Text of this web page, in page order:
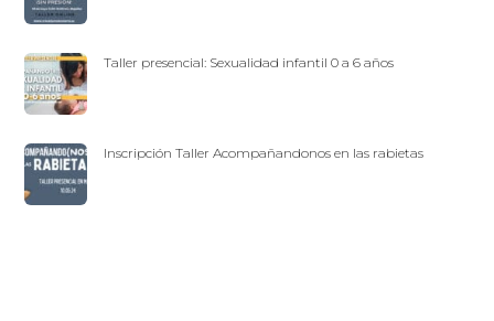
Taller presencial: Sexualidad infantil 0 a 6 años
Inscripción Taller Acompañandonos en las rabietas